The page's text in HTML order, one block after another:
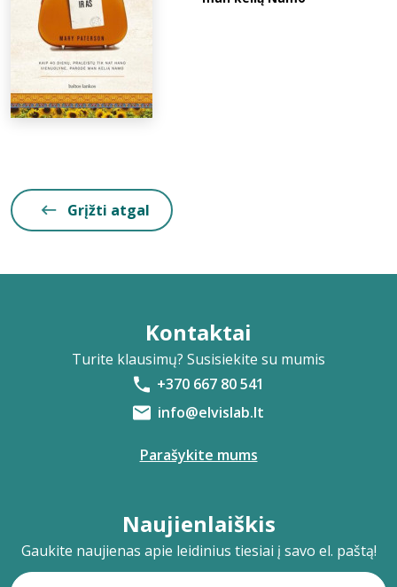
Grįžti atgal
Kontaktai
Turite klausimų? Susisiekite su mumis
+370 667 80 541
info@elvislab.lt
Parašykite mums
Naujienlaiškis
Gaukite naujienas apie leidinius tiesiai į savo el. paštą!